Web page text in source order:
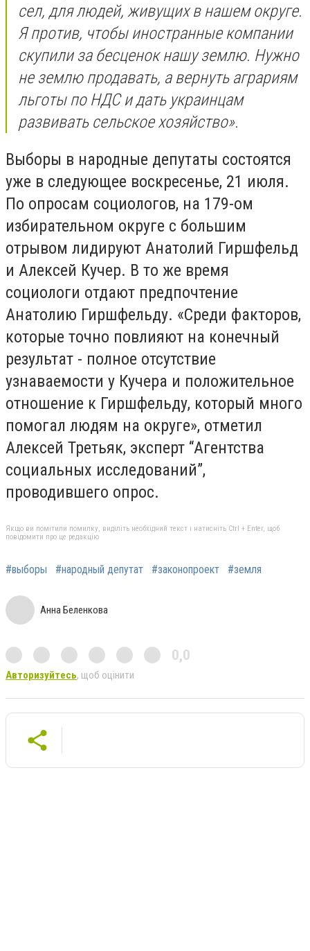
сел, для людей, живущих в нашем округе.
Я против, чтобы иностранные компании
скупили за бесценок нашу землю. Нужно
не землю продавать, а вернуть аграриям
льготы по НДС и дать украинцам
развивать сельское хозяйство».
Выборы в народные депутаты состоятся
уже в следующее воскресенье, 21 июля.
По опросам социологов, на 179-ом
избирательном округе с большим
отрывом лидируют Анатолий Гиршфельд
и Алексей Кучер. В то же время
социологи отдают предпочтение
Анатолию Гиршфельду. «Среди факторов,
которые точно повлияют на конечный
результат - полное отсутствие
узнаваемости у Кучера и положительное
отношение к Гиршфельду, который много
помогал людям на округе», отметил
Алексей Третьяк, эксперт “Агентства
социальных исследований”,
проводившего опрос.
Якщо ви помітили помилку, виділіть необхідний текст і натисніть Ctrl + Enter, щоб
повідомити про це редакцію
#выборы #народный депутат #законопроект #земля
Анна Беленкова
0,0
Авторизуйтесь, щоб оцінити